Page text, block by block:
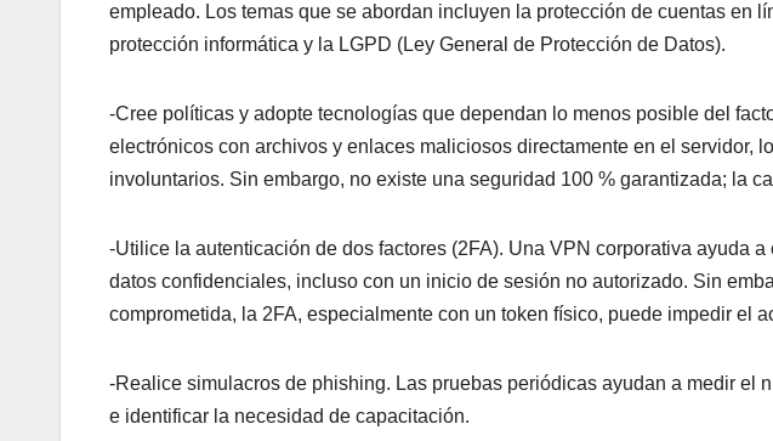
empleado. Los temas que se abordan incluyen la protección de cuentas en
protección informática y la LGPD (Ley General de Protección de Datos).
-Cree políticas y adopte tecnologías que dependan lo menos posible del
electrónicos con archivos y enlaces maliciosos directamente en el servidor,
involuntarios. Sin embargo, no existe una seguridad 100 % garantizada; la
-Utilice la autenticación de dos factores (2FA). Una VPN corporativa ayuda
datos confidenciales, incluso con un inicio de sesión no autorizado. Sin
comprometida, la 2FA, especialmente con un token físico, puede impedir el
-Realice simulacros de phishing. Las pruebas periódicas ayudan a medir el
e identificar la necesidad de capacitación.